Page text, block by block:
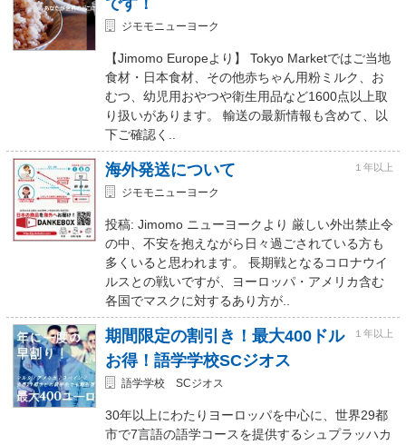
です！
ジモモニューヨーク
【Jimomo Europeより】 Tokyo Marketではご当地
食材・日本食材、その他赤ちゃん用粉ミルク、お
むつ、幼児用おやつや衛生用品など1600点以上取
り扱いがあります。 輸送の最新情報も含めて、以
下ご確認く..
海外発送について １年以上
ジモモニューヨーク
投稿: Jimomo ニューヨークより 厳しい外出禁止令
の中、不安を抱えながら日々過ごされている方も
多くいると思われます。 長期戦となるコロナウイ
ルスとの戦いですが、ヨーロッパ・アメリカ含む
各国でマスクに対するあり方が..
期間限定の割引き！最大400ドル
お得！語学学校SCジオス
１年以上
語学学校 SCジオス
30年以上にわたりヨーロッパを中心に、世界29都
市で7言語の語学コースを提供するシュプラッハカ